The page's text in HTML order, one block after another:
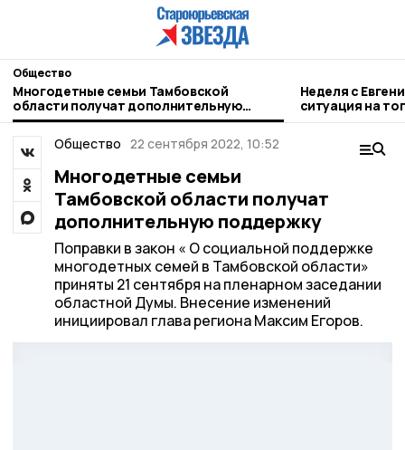
Общество
Многодетные семьи Тамбовской
области получат дополнительную
поддержку
Неделя с
ситуация на
городе и
Общество 22 сентября 2022, 10:52
Многодетные семьи
Тамбовской области получат
дополнительную поддержку
Поправки в закон « О социальной поддержке
многодетных семей в Тамбовской области»
приняты 21 сентября на пленарном заседании
областной Думы. Внесение изменений
инициировал глава региона Максим Егоров.